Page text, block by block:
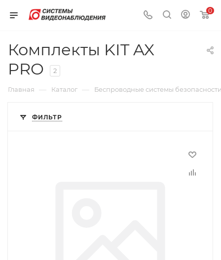
0
Комплекты KIT AX
PRO
2
Главная — Каталог — Беспроводные системы
ФИЛЬТР